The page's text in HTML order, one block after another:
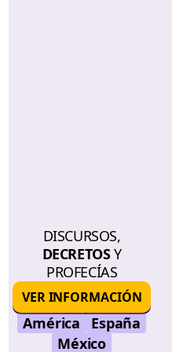
DISCURSOS,
DECRETOSY
PROFECÍAS
VER INFORMACIÓN
América
España
México